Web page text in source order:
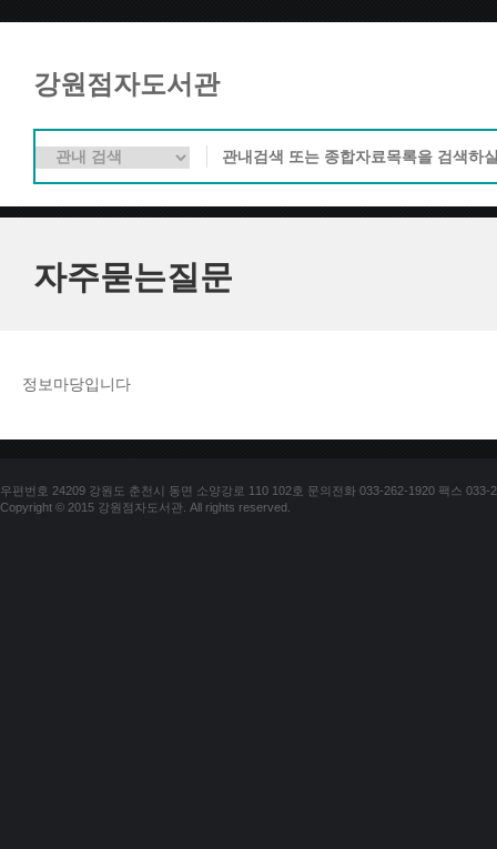
강원점자도서관
자주묻는질문
정보마당입니다
우편번호 24209 강원도 춘천시 동면 소양강로 110 102호 문의전화 033-262-1920 팩스 033-
Copyright © 2015 강원점자도서관. All rights reserved.